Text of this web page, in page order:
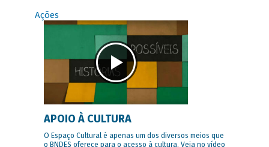
Ações
APOIO À CULTURA
O Espaço Cultural é apenas um dos diversos meios que
o BNDES oferece para o acesso à cultura. Veja no vídeo